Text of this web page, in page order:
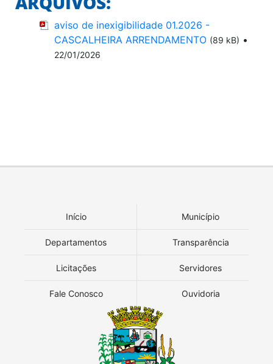
aviso de inexigibilidade 01.2026 -
CASCALHEIRA ARRENDAMENTO (89 kB) •
22/01/2026
Início Município
Departamentos Transparência
Licitações Servidores
Fale Conosco Ouvidoria